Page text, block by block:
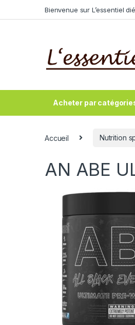
Bienvenue sur L’essentiel
Acheter par
Accueil Nutrition
AN ABE